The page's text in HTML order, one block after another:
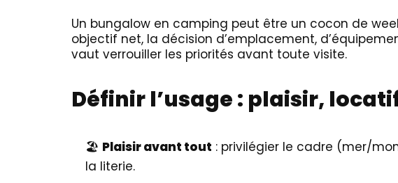
Un bungalow en camping peut être un cocon de
objectif net, la décision d’emplacement,
vaut verrouiller les priorités avant toute visite.
Définir l’usage : plaisir,
🏖️ Plaisir avant tout : privilégier le cadre (mer/
la literie.